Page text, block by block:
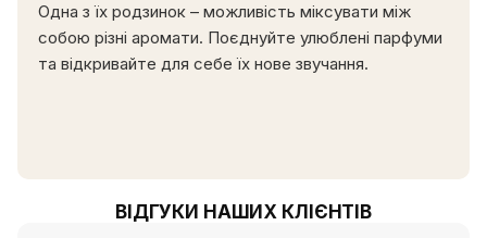
Одна з їх родзинок – можливість міксувати між
собою різні аромати. Поєднуйте улюблені парфуми
та відкривайте для себе їх нове звучання.
ВІДГУКИ НАШИХ КЛІЄНТІВ